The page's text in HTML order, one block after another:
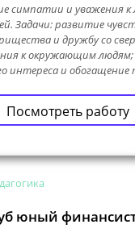
симпатии и уважения к
Задачи: развитие
и дружбу со
к окружающим
интереса и обогащение
Посмотреть работу
юный